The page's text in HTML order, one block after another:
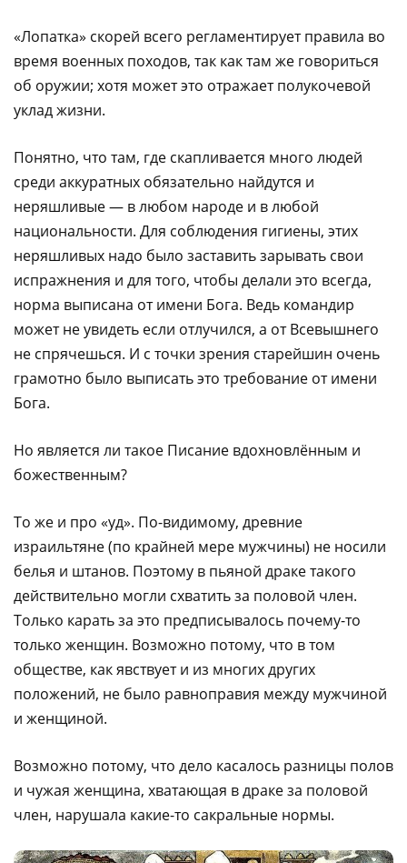
«Лопатка» скорей всего регламентирует правила во
время военных походов, так как там же говориться
об оружии; хотя может это отражает полукочевой
уклад жизни.
Понятно, что там, где скапливается много людей
среди аккуратных обязательно найдутся и
неряшливые — в любом народе и в любой
национальности. Для соблюдения гигиены, этих
неряшливых надо было заставить зарывать свои
испражнения и для того, чтобы делали это всегда,
норма выписана от имени Бога. Ведь командир
может не увидеть если отлучился, а от Всевышнего
не спрячешься. И с точки зрения старейшин очень
грамотно было выписать это требование от имени
Бога.
Но является ли такое Писание вдохновлённым и
божественным?
То же и про «уд». По-видимому, древние
израильтяне (по крайней мере мужчины) не носили
белья и штанов. Поэтому в пьяной драке такого
действительно могли схватить за половой член.
Только карать за это предписывалось почему-то
только женщин. Возможно потому, что в том
обществе, как явствует и из многих других
положений, не было равноправия между мужчиной
и женщиной.
Возможно потому, что дело касалось разницы полов
и чужая женщина, хватающая в драке за половой
член, нарушала какие-то сакральные нормы.